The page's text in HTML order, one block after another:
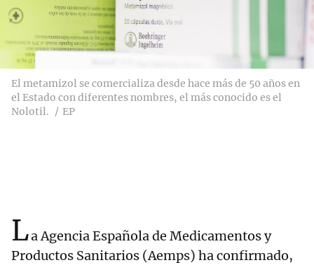
El metamizol se comercializa desde hace más de 50 años en
el Estado con diferentes nombres, el más conocido es el
Nolotil.
EP
La Agencia Española de Medicamentos y
Productos Sanitarios (Aemps) ha confirmado,